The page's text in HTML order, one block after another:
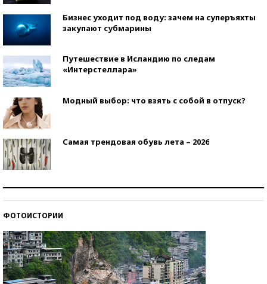
Бизнес уходит под воду: зачем на суперъяхты
закупают субмарины
Путешествие в Исландию по следам
«Интерстеллара»
Модный выбор: что взять с собой в отпуск?
Самая трендовая обувь лета – 2026
ФОТОИСТОРИИ